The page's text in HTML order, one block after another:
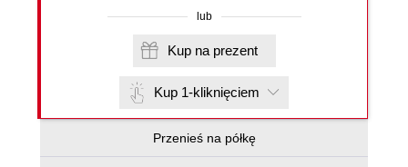
lub
Kup na prezent
Kup 1-kliknięciem
Przenieś na półkę